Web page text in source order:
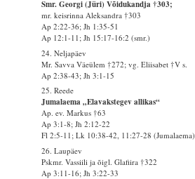
Smr. Georgi (Jüri) Võidukandja †303;
mr. keisrinna Aleksandra †303
Ap 2:22-36; Jh 1:35-51
Ap 12:1-11; Jh 15:17-16:2 (smr.)
24. Neljapäev
Mr. Savva Väeülem †272; vg. Eliisabet †V s.
Ap 2:38-43; Jh 3:1-15
25. Reede
Jumalaema „Elavakstegev allikas“
Ap. ev. Markus †63
Ap 3:1-8; Jh 2:12-22
Fl 2:5-11; Lk 10:38-42, 11:27-28 (Jumalaema)
26. Laupäev
Pskmr. Vassiili ja õigl. Glafiira †322
Ap 3:11-16; Jh 3:22-33